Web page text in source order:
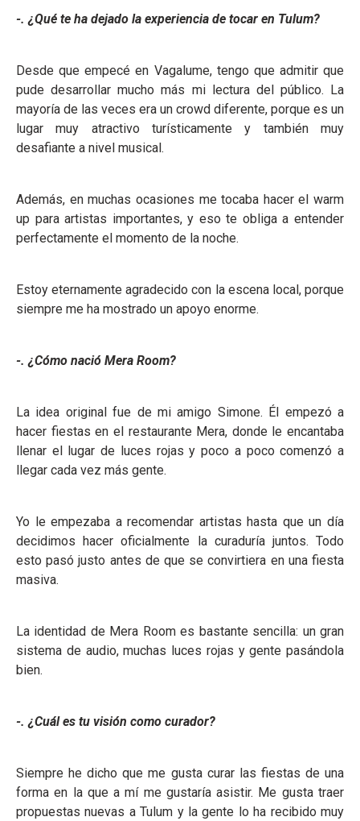
-. ¿Qué te ha dejado la experiencia de tocar en Tulum?
Desde que empecé en Vagalume, tengo que admitir que
pude desarrollar mucho más mi lectura del público. La
mayoría de las veces era un crowd diferente, porque es un
lugar muy atractivo turísticamente y también muy
desafiante a nivel musical.
Además, en muchas ocasiones me tocaba hacer el warm
up para artistas importantes, y eso te obliga a entender
perfectamente el momento de la noche.
Estoy eternamente agradecido con la escena local, porque
siempre me ha mostrado un apoyo enorme.
-. ¿Cómo nació Mera Room?
La idea original fue de mi amigo Simone. Él empezó a
hacer fiestas en el restaurante Mera, donde le encantaba
llenar el lugar de luces rojas y poco a poco comenzó a
llegar cada vez más gente.
Yo le empezaba a recomendar artistas hasta que un día
decidimos hacer oficialmente la curaduría juntos. Todo
esto pasó justo antes de que se convirtiera en una fiesta
masiva.
La identidad de Mera Room es bastante sencilla: un gran
sistema de audio, muchas luces rojas y gente pasándola
bien.
-. ¿Cuál es tu visión como curador?
Siempre he dicho que me gusta curar las fiestas de una
forma en la que a mí me gustaría asistir. Me gusta traer
propuestas nuevas a Tulum y la gente lo ha recibido muy